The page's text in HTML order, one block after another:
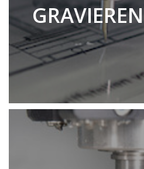
GRAVIEREN